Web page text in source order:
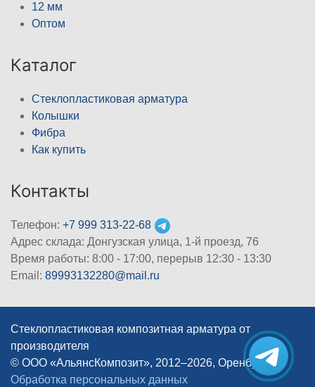
12 мм
Оптом
Каталог
Стеклопластиковая арматура
Колышки
Фибра
Как купить
Контакты
Телефон: +7 999 313-22-68
Адрес склада: Донгузская улица, 1-й проезд, 76
Время работы: 8:00 - 17:00, перерыв 12:30 - 13:30
Email: 89993132280@mail.ru
Стеклопластиковая композитная арматура от
производителя
© ООО «АльянсКомпозит», 2012–2026, Оренбург |
Обработка персональных данных